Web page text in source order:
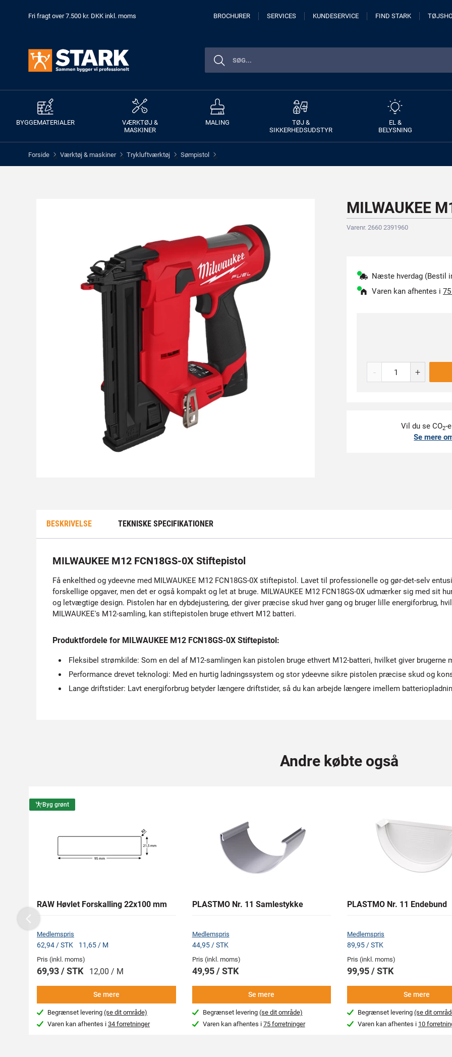
Fri fragt over 7.500 kr. DKK inkl. moms BROCHURER SERVICES KUNDESERVICE FIND STARK
BYGGEMATERIALER
VÆRKTØJ &
MASKINER
MALING
TØJ &
SIKKERHEDSUDSTYR
EL &
BELYSNING
Forside > Værktøj & maskiner > Trykluftværktøj > Sømpistol >
MILWAUKEE
Varenr. 2660 2391960
Næste hverdag (Bestil
Varen kan afhentes i
- +
Vil du se CO2-
Se mere
BESKRIVELSE TEKNISKE SPECIFIKATIONER
MILWAUKEE M12 FCN18GS-0X Stiftepistol
Få enkelthed og ydeevne med MILWAUKEE M12 FCN18GS-0X stiftepistol. Lavet til professionelle og gør-det-selv
forskellige opgaver, men det er også kompakt og let at bruge. MILWAUKEE M12 FCN18GS-0X udmærker sig med sit
og letvægtige design. Pistolen har en dybdejustering, der giver præcise skud hver gang og bruger lille energiforbrug,
MILWAUKEE's M12-samling, kan stiftepistolen bruge ethvert M12 batteri.
Produktfordele for MILWAUKEE M12 FCN18GS-0X Stiftepistol:
Fleksibel strømkilde: Som en del af M12-samlingen kan pistolen bruge ethvert M12-batteri, hvilket giver
Performance drevet teknologi: Med en hurtig ladningssystem og stor ydeevne sikre pistolen præcise skud og
Lange driftstider: Lavt energiforbrug betyder længere driftstider, så du kan arbejde længere imellem
Andre købte også
Byg grønt
RAW Høvlet Forskalling 22x100 mm
Medlemspris
62,94 / STK 11,65 / M
Pris (inkl. moms)
69,93 / STK 12,00 / M
Se mere
Begrænset levering(se dit område)
Varen kan afhentes i34 forretninger
PLASTMO Nr. 11 Samlestykke
Medlemspris
44,95 / STK
Pris (inkl. moms)
49,95 / STK
Se mere
Begrænset levering (se dit område)
Varen kan afhentes i 75 forretninger
PLASTMO Nr. 11 Endebund
Medlemspris
89,95 / STK
Pris (inkl. moms)
99,95 / STK
Se mere
Begrænset levering(se dit
Varen kan afhentes i 10
Previous